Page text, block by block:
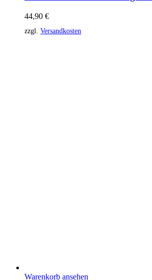
44,90 €
zzgl. Versandkosten
Warenkorb ansehen